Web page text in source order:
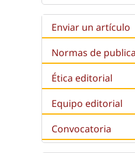
Enviar un artículo
Normas de
Ética editorial
Equipo editorial
Convocatoria